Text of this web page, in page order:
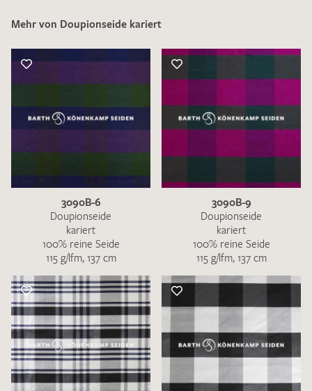
MUSTERANFRAGE SENDEN
Mehr von Doupionseide kariert
3090B-6
Doupionseide
kariert
100% reine Seide
115 g/lfm, 137 cm
3090B-9
Doupionseide
kariert
100% reine Seide
115 g/lfm, 137 cm